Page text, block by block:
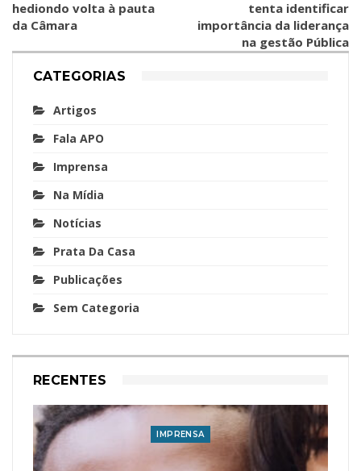
hediondo volta à pauta
da Câmara
tenta identificar
importância da liderança
na gestão Pública
CATEGORIAS
Artigos
Fala APO
Imprensa
Na Mídia
Notícias
Prata Da Casa
Publicações
Sem Categoria
RECENTES
IMPRENSA